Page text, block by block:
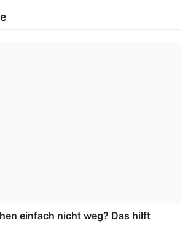
einfach nicht weg? Das hilft